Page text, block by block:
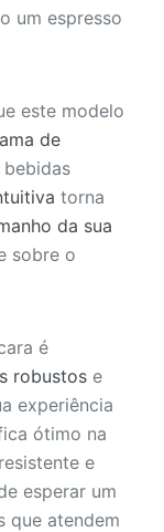
um espresso
este modelo
de
torna
da sua
sobre o
é
robustos e
experiência
ótimo na
e
esperar um
que atendem